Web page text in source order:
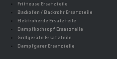
Fritteuse Ersatzteile
Backofen / Backrohr Ersatzteile
Elektroherde Ersatzteile
Dampfkochtopf Ersatzteile
Grillgeräte Ersatzteile
Dampfgarer Ersatzteile